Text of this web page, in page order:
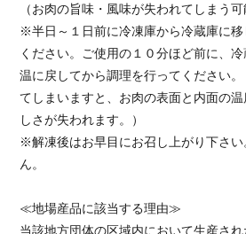
（お肉の旨味・風味が失われてしまう可
※半日～１日前に冷凍庫から冷蔵庫に
ください。ご使用の１０分ほど前に、
温に戻してから調理を行ってください
てしまいますと、お肉の表面と内面の
しさが失われます。）
※解凍後はお早目にお召し上がり下さ
ん。
≪地場産品に該当する理由≫
当該地方団体の区域内において生産され